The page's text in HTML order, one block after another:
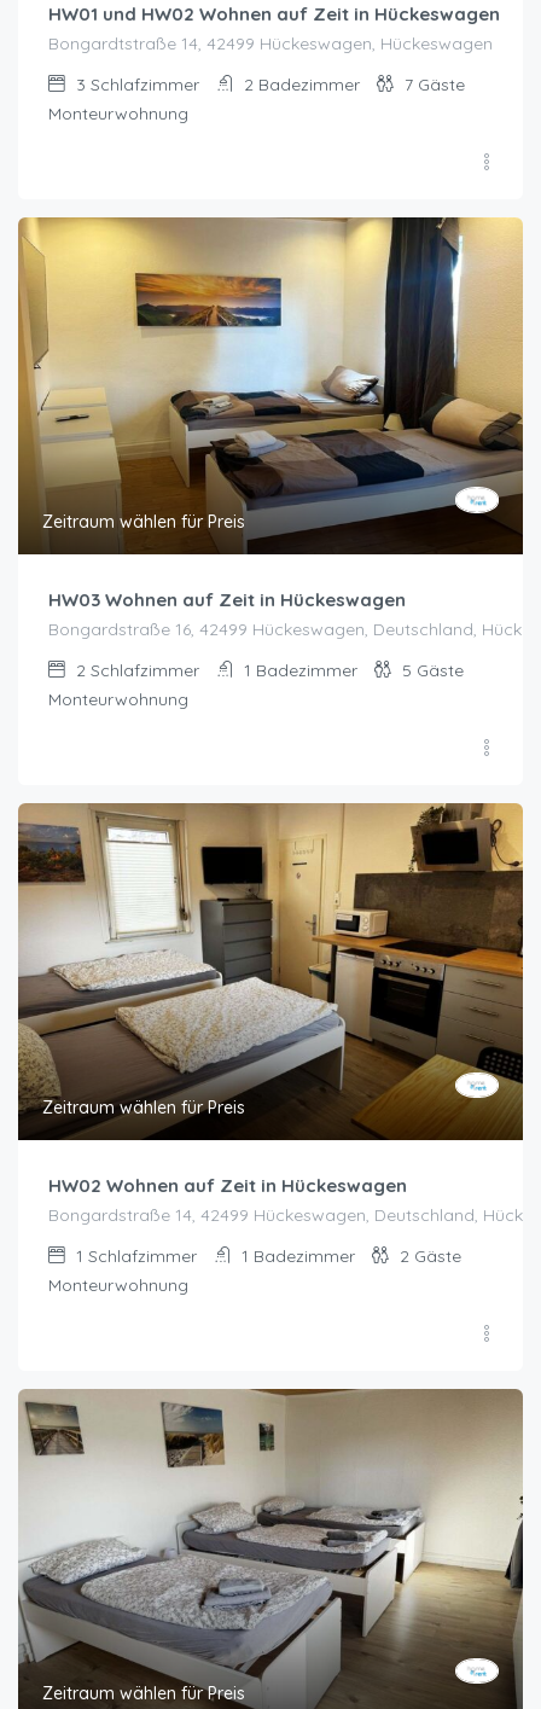
HW01 und HW02 Wohnen auf Zeit in Hückeswagen
Bongardtstraße 14, 42499 Hückeswagen, Hückeswagen
3 Schlafzimmer 2 Badezimmer 7 Gäste
Monteurwohnung
Zeitraum wählen für Preis
HW03 Wohnen auf Zeit in Hückeswagen
Bongardstraße 16, 42499 Hückeswagen, Deutschland,
2 Schlafzimmer 1 Badezimmer 5 Gäste
Monteurwohnung
Zeitraum wählen für Preis
HW02 Wohnen auf Zeit in Hückeswagen
Bongardstraße 14, 42499 Hückeswagen, Deutschland,
1 Schlafzimmer 1 Badezimmer 2 Gäste
Monteurwohnung
Zeitraum wählen für Preis